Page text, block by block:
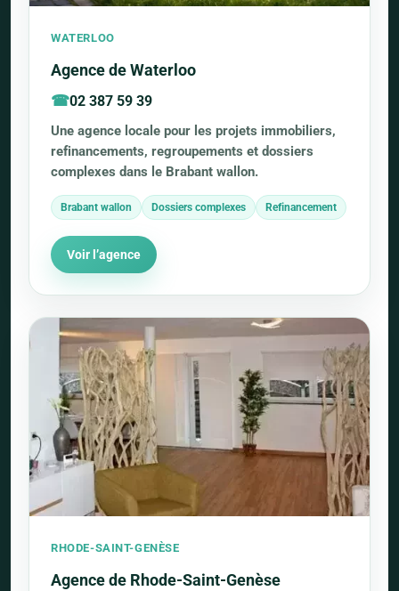
WATERLOO
Agence de Waterloo
02 387 59 39
Une agence locale pour les projets immobiliers,
refinancements, regroupements et dossiers
complexes dans le Brabant wallon.
Brabant wallon Dossiers complexes Refinancement
Voir l’agence
RHODE-SAINT-GENÈSE
Agence de Rhode-Saint-Genèse